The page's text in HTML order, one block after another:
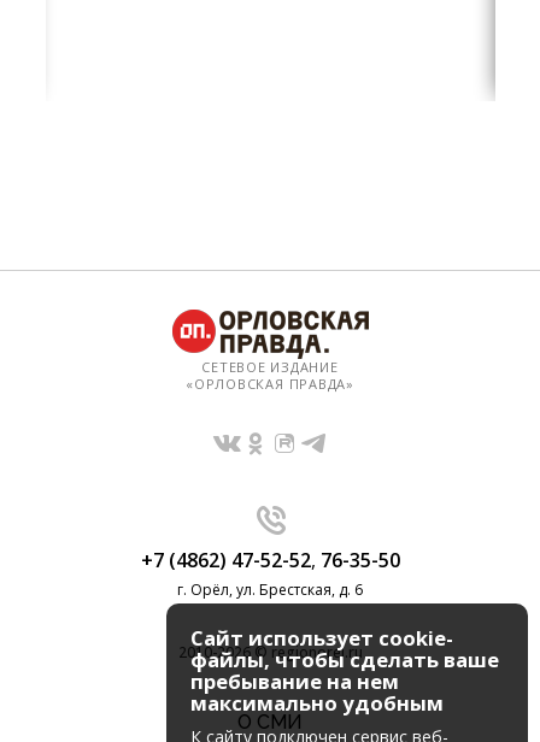
СЕТЕВОЕ ИЗДАНИЕ
«ОРЛОВСКАЯ ПРАВДА»
+7 (4862) 47-52-52, 76-35-50
г. Орёл, ул. Брестская, д. 6
2010-2026 © regionorel.ru
О СМИ
Сайт использует cookie-
файлы, чтобы сделать ваше
пребывание на нем
максимально удобным
К cайту подключен сервис веб-